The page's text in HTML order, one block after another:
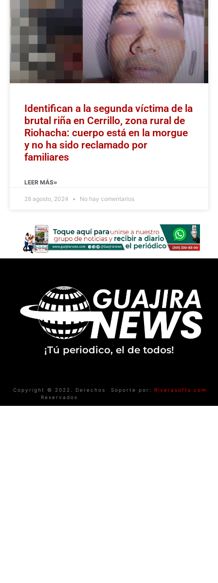
Identifican a la segunda víctima de la
brutal riña en Cerrillo, zona rural de
Riohacha: cuerpo está en la morgue
y no ha sido reclamado por
familiares
LEER MÁS»
28 agosto, 2024 No hay comentarios
¡Tú periodico, el de todos!
Copyright © 2022. Derechos
Reservados
Soporte por: Riverasofts.com